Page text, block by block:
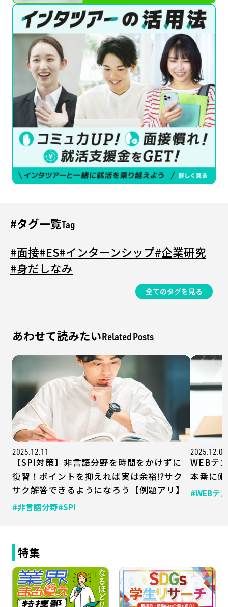
Tag
#タグ一覧
#面接#ES#インターンシップ#企業研究
#身だしなみ
全てのタグを見る
Related Posts
あわせて読みたい
2025.12.11
【SPI対策】非言語分野を時間をかけずに
復習！ポイントを抑えれば実は余裕⁉サク
サク解答できるようになろう【例題アリ】
#非言語分野#SPI
2025.12.04
WEBテ
本番に
#WEBテ
特集